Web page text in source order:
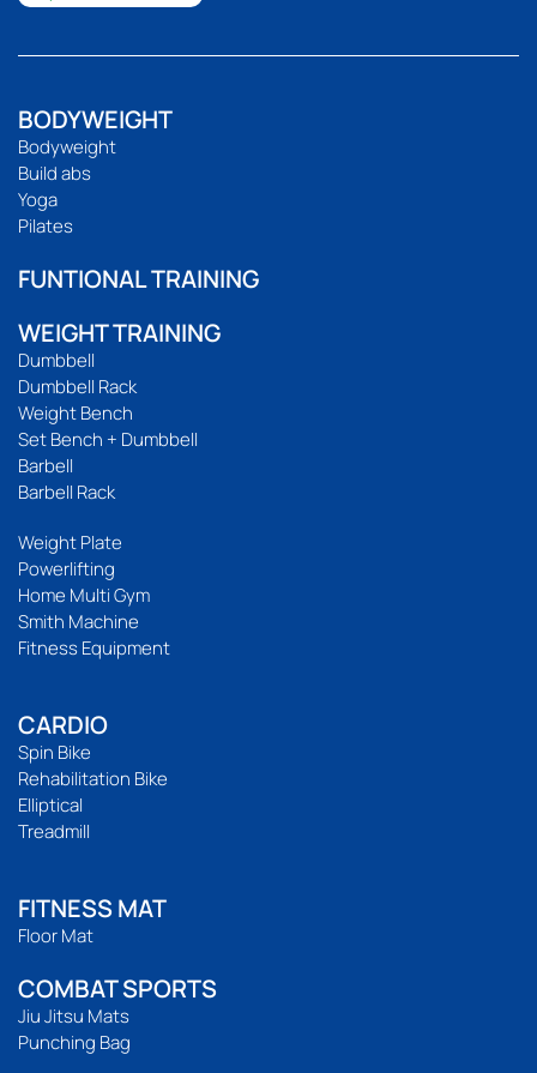
BODYWEIGHT
Bodyweight
Build abs
Yoga
Pilates
FUNTIONAL TRAINING
WEIGHT TRAINING
Dumbbell
Dumbbell Rack
Weight Bench
Set Bench + Dumbbell
Barbell
Barbell Rack
Weight Plate
Powerlifting
Home Multi Gym
Smith Machine
Fitness Equipment
CARDIO
Spin Bike
Rehabilitation Bike
Elliptical
Treadmill
FITNESS MAT
Floor Mat
COMBAT SPORTS
Jiu Jitsu Mats
Punching Bag